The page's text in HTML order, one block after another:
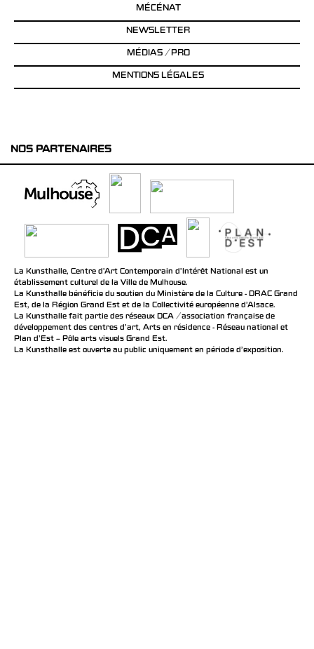
MÉCÉNAT
NEWSLETTER
MÉDIAS / PRO
MENTIONS LÉGALES
NOS PARTENAIRES
La Kunsthalle, Centre d’Art Contemporain d’Intérêt National est un
établissement culturel de la Ville de Mulhouse.
La Kunsthalle bénéficie du soutien du Ministère de la Culture - DRAC Grand
Est, de la Région Grand Est et de la Collectivité européenne d’Alsace.
La Kunsthalle fait partie des réseaux DCA / association française de
développement des centres d'art, Arts en résidence - Réseau national et
Plan d’Est – Pôle arts visuels Grand Est.
La Kunsthalle est ouverte au public uniquement en période d'exposition.